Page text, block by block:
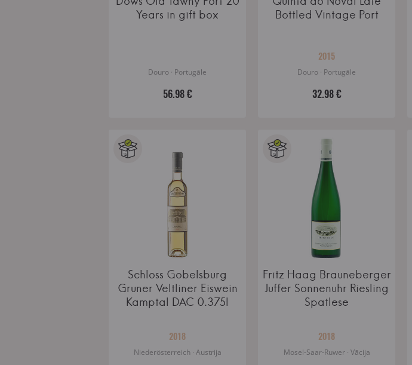
Years in gift box
Douro · Portugāle
56.98 €
Bottled Vintage Port
2015
Douro · Portugāle
32.98 €
Schloss Gobelsburg
Gruner Veltliner Eiswein
Kamptal DAC 0.375l
2018
Niederösterreich · Austrija
Fritz Haag Brauneberger
Juffer Sonnenuhr Riesling
Spatlese
2018
Mosel-Saar-Ruwer · Vācija